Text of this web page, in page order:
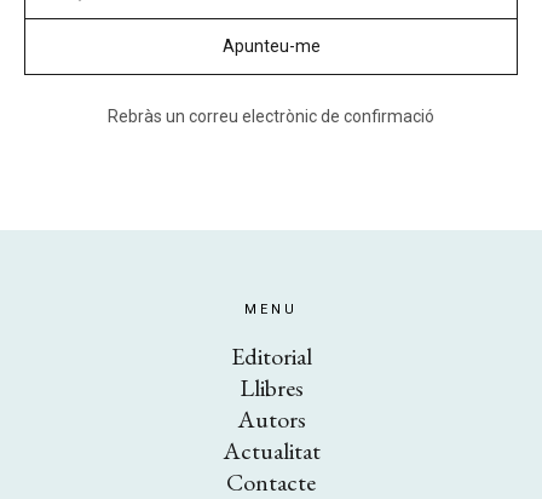
Rebràs un correu electrònic de confirmació
MENU
Editorial
Llibres
Autors
Actualitat
Contacte